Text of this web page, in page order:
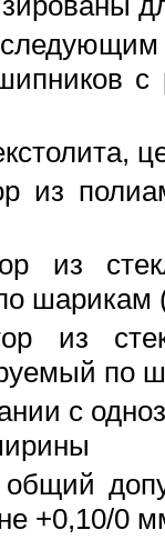
из
из
шарикам
из
по
с
+0,10/0